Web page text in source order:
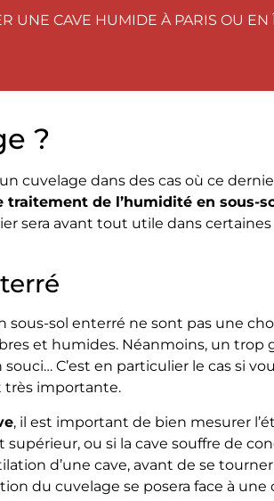
UNE CAVE HUMIDE À PARIS OU
?
cuvelage dans des cas où ce
traitement de l’humidité en sous-
sera avant tout utile dans
sol enterré ne sont pas une
et humides. Néanmoins, un trop
C’est en particulier le cas si
très importante.
, il est important de bien mesurer
ou si la cave souffre de
d’une cave, avant de se
du cuvelage se posera face à une